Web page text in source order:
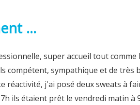
...
super accueil tout comme
compétent, sympathique et de très
réactivité, j'ai posé deux sweats à
ils étaient prêt le vendredi matin à